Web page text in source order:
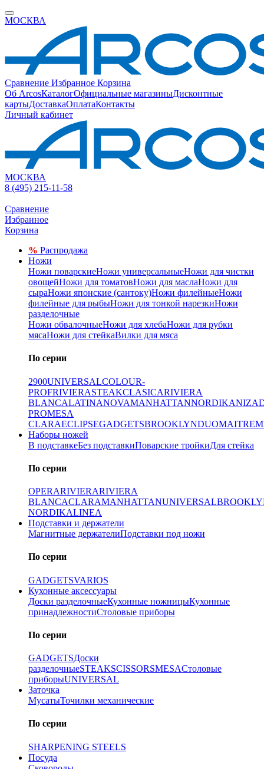
МОСКВА
Сравнение Избранное Корзина
Об ArcosКаталогОфициальные магазиныДисконтные
картыДоставкаОплатаКонтакты
Личный кабинет
МОСКВА
8 (495) 215-11-58
Сравнение
Избранное
Корзина
% Распродажа
Ножи
Ножи поварскиеНожи универсальныеНожи для чистки
овощейНожи для томатовНожи для маслаНожи для
сыраНожи японские (сантоку)Ножи филейныеНожи
филейные для рыбыНожи для тонкой нарезкиНожи
разделочные
Ножи обвалочныеНожи для хлебаНожи для рубки
мясаНожи для стейкаВилки для мяса
По серии
2900UNIVERSALCOLOUR-
PROFRIVIERASTEAKCLASICARIVIERA
BLANCALATINANOVAMANHATTANNORDIKANIZA
PROMESA
CLARAECLIPSEGADGETSBROOKLYNDUOMAITRE
Наборы ножей
В подставкеБез подставкиПоварские тройкиДля стейка
По серии
OPERARIVIERARIVIERA
BLANCACLARAMANHATTANUNIVERSAL
NORDIKALINEA
Подставки и держатели
Магнитные держателиПодставки под ножи
По серии
GADGETSVARIOS
Кухонные аксессуары
Доски разделочныеКухонные ножницыКухонные
принадлежностиСтоловые приборы
По серии
GADGETSДоски
разделочныеSTEAKSCISSORSMESAСтоловые
приборыUNIVERSAL
Заточка
МусатыТочилки механические
По серии
SHARPENING STEELS
Посуда